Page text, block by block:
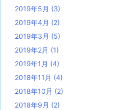
2019年5月 (3)
2019年4月 (2)
2019年3月 (5)
2019年2月 (1)
2019年1月 (4)
2018年11月 (4)
2018年10月 (2)
2018年9月 (2)